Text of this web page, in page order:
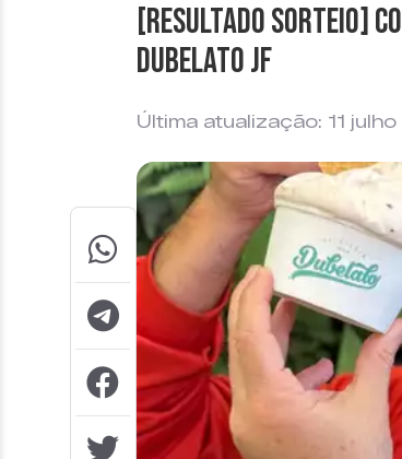
[RESULTADO
Dubelato JF
Última atualização: 11